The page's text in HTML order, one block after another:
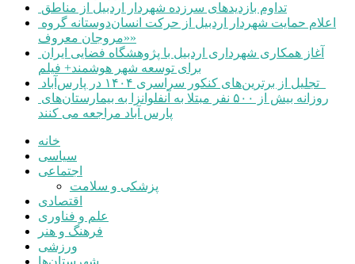
تداوم بازدیدهای سرزده شهردار اردبیل از مناطق
«مروجان معروف»
برای توسعه شهر هوشمند+ فیلم
پارس آباد مراجعه می کنند
خانه
سیاسی
اجتماعی
پزشکی و سلامت
اقتصادی
علم و فناوری
فرهنگ و هنر
ورزشی
شهرستان‌ها